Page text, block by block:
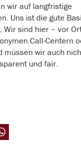
wir auf langfristige
Uns ist die gute
Wir sind hier – vor
Call-Centern
müssen wir auch
und fair.